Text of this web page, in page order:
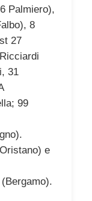
Palmiero),
8
27
31
99
e